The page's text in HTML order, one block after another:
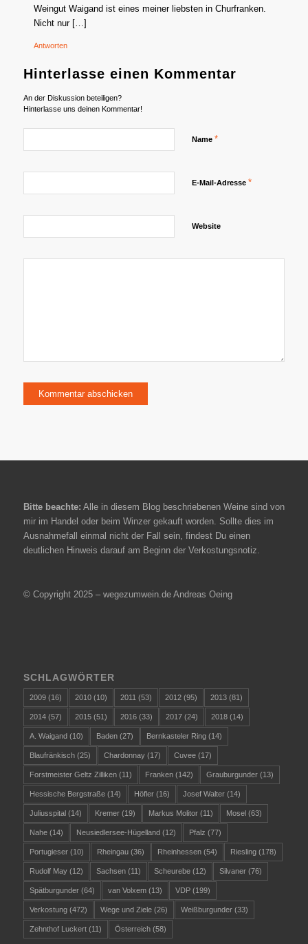
Weingut Waigand ist eines meiner liebsten in Churfranken.
Nicht nur […]
Antworten
Hinterlasse einen Kommentar
An der Diskussion beteiligen?
Hinterlasse uns deinen Kommentar!
Name *
E-Mail-Adresse *
Website
Bitte beachte: Alle in diesem Blog beschriebenen Weine sind von
mir im Handel oder beim Winzer gekauft worden. Sollte dies im
Ausnahmefall einmal nicht der Fall sein, findest Du einen
deutlichen Hinweis darauf am Beginn der Verkostungsnotiz.
© Copyright 2025 – wegezumwein.de Andreas Oeing
SCHLAGWÖRTER
2009(16) 2010(10) 2011 (53) 2012(95) 2013(81)
2014(57) 2015(51) 2016(33) 2017(24) 2018(14)
A. Waigand(10) Baden(27) Bernkasteler Ring(14)
Blaufränkisch(25) Chardonnay(17) Cuvee(17)
Forstmeister Geltz Zilliken(11) Franken(142) Grauburgunder(13)
Hessische Bergstraße(14) Höfler(16) Josef Walter(14)
Juliusspital(14) Kremer(19) Markus Molitor(11) Mosel(63)
Nahe(14) Neusiedlersee-Hügelland(12) Pfalz (77)
Portugieser(10) Rheingau(36) Rheinhessen(54) Riesling(178)
Rudolf May(12) Sachsen(11) Scheurebe(12) Silvaner(76)
Spätburgunder(64) van Volxem(13) VDP(199)
Verkostung(472) Wege und Ziele(26) Weißburgunder(33)
Zehnthof Luckert(11) Österreich(58)